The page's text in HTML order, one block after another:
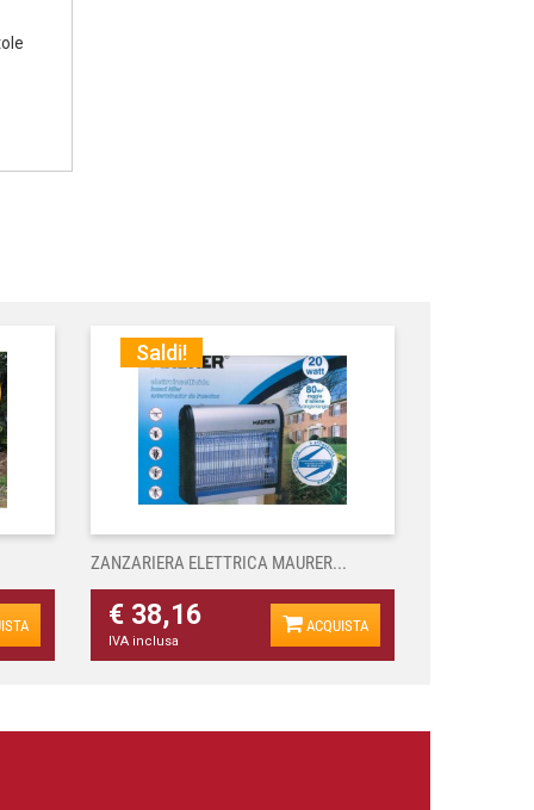
Saldi!
ZANZARIERA ELETTRICA MAURER...
€ 38,16
IVA inclusa
ACQUISTA